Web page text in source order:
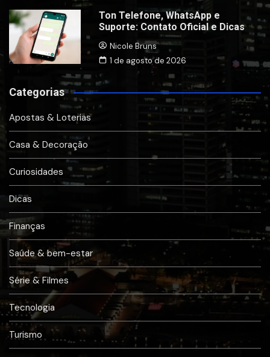
Ton Telefone, WhatsApp e
Suporte: Contato Oficial e Dicas
Nicole Bruns
1 de agosto de 2026
Categorias
Apostas & Loterias
Casa & Decoração
Curiosidades
Dicas
Finanças
Saúde & bem-estar
Série & Filmes
Tecnologia
Turismo